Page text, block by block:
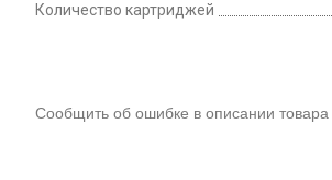
Количество картриджей
Сообщить об ошибке в описании товара